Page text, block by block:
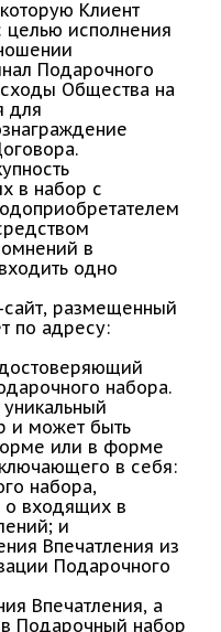
Клиент
исполнения
Подарочного
Общества на
для
в набор с
в
одно
сайт, размещенный
по адресу:
набора.
и может быть
или в форме
в себя:
набора,
входящих в
и
Впечатления из
Подарочного
Впечатления, а
Подарочный набор